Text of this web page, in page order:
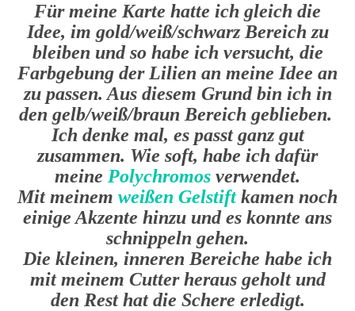
Für meine Karte hatte ich gleich die
Idee, im gold/weiß/schwarz Bereich zu
bleiben und so habe ich versucht, die
Farbgebung der Lilien an meine Idee an
zu passen. Aus diesem Grund bin ich in
den gelb/weiß/braun Bereich geblieben.
Ich denke mal, es passt ganz gut
zusammen. Wie soft, habe ich dafür
meine Polychromos verwendet.
Mit meinem weißen Gelstiftkamen noch
einige Akzente hinzu und es konnte ans
schnippeln gehen.
Die kleinen, inneren Bereiche habe ich
mit meinem Cutter heraus geholt und
den Rest hat die Schere erledigt.